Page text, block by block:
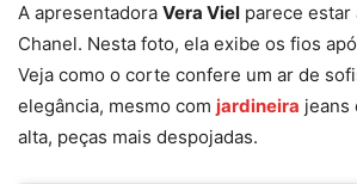
A apresentadora Vera Viel parece estar
Chanel. Nesta foto, ela exibe os fios
Veja como o corte confere um ar de
elegância, mesmo com jardineira jeans
alta, peças mais despojadas.